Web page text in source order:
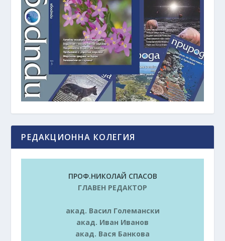
РЕДАКЦИОННА КОЛЕГИЯ
ПРОФ.НИКОЛАЙ СПАСОВ
ГЛАВЕН РЕДАКТОР
акад. Васил Големански
акад. Иван Иванов
акад. Вася Банкова